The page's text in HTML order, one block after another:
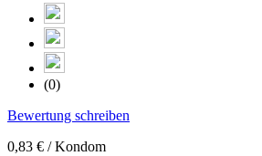
(0)
Bewertung schreiben
0,83 € / Kondom